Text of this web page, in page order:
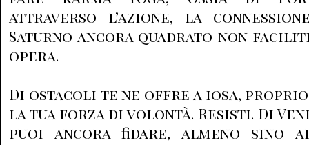
attraverso l’azione, la
Saturno ancora quadrato non
opera.
Di ostacoli te ne offre a iosa,
la tua forza di volontà. Resisti. Di
puoi ancora fidare, almeno sino